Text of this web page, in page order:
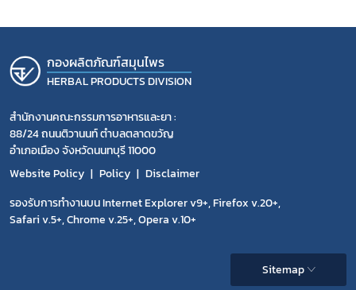
กองผลิตภัณฑ์สมุนไพร
HERBAL PRODUCTS DIVISION
สำนักงานคณะกรรมการอาหารและยา :
88/24 ถนนติวานนท์ ตำบลตลาดขวัญ
อำเภอเมือง จังหวัดนนทบุรี 11000
Website Policy
Policy
Disclaimer
รองรับการทำงานบน Internet Explorer v9+, Firefox v.20+,
Safari v.5+, Chrome v.25+, Opera v.10+
Sitemap